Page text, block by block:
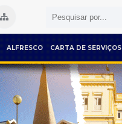
ALFRESCO CARTA DE SERVIÇOS